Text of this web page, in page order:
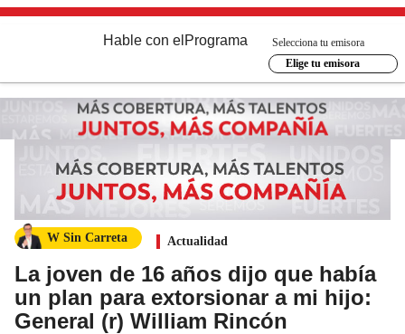
Hable con el Programa
Selecciona tu emisora
Elige tu emisora
W Sin Carreta Actualidad
La joven de 16 años dijo que había
un plan para extorsionar a mi hijo:
General (r) William Rincón